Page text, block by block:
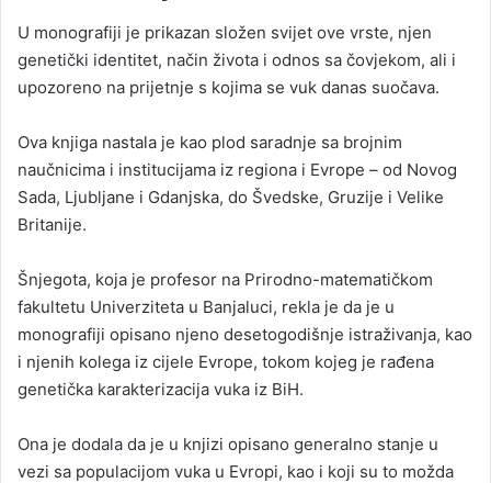
U monografiji je prikazan složen svijet ove vrste, njen
genetički identitet, način života i odnos sa čovjekom, ali i
upozoreno na prijetnje s kojima se vuk danas suočava.
Ova knjiga nastala je kao plod saradnje sa brojnim
naučnicima i institucijama iz regiona i Evrope – od Novog
Sada, Ljubljane i Gdanjska, do Švedske, Gruzije i Velike
Britanije.
Šnjegota, koja je profesor na Prirodno-matematičkom
fakultetu Univerziteta u Banjaluci, rekla je da je u
monografiji opisano njeno desetogodišnje istraživanja, kao
i njenih kolega iz cijele Evrope, tokom kojeg je rađena
genetička karakterizacija vuka iz BiH.
Ona je dodala da je u knjizi opisano generalno stanje u
vezi sa populacijom vuka u Evropi, kao i koji su to možda